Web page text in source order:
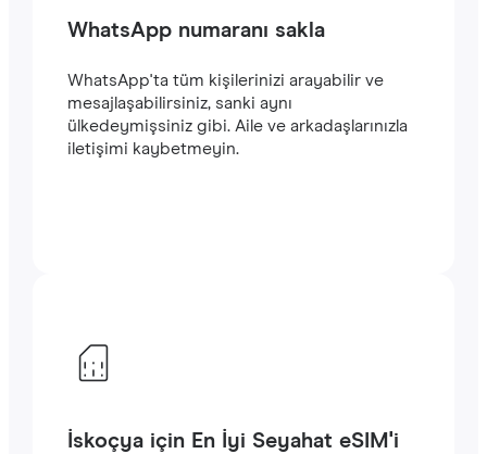
WhatsApp numaranı sakla
WhatsApp'ta tüm kişilerinizi arayabilir ve
mesajlaşabilirsiniz, sanki aynı
ülkedeymişsiniz gibi. Aile ve arkadaşlarınızla
iletişimi kaybetmeyin.
İskoçya için En İyi Seyahat eSIM'i